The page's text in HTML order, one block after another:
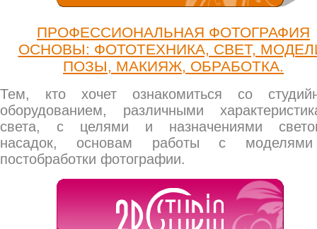
ПРОФЕССИОНАЛЬНАЯ ФОТОГРАФИЯ
ОСНОВЫ: ФОТОТЕХНИКА, СВЕТ,
ПОЗЫ, МАКИЯЖ, ОБРАБОТКА.
Тем, кто хочет ознакомиться со
оборудованием, различными
света, с целями и назначениями
насадок, основам работы с
постобработки фотографии.